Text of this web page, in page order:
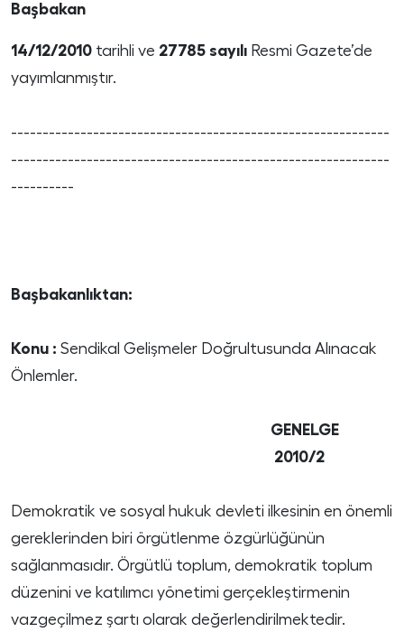
Başbakan
14/12/2010 tarihli ve 27785 sayılı Resmi Gazete’de
yayımlanmıştır.
------------------------------------------------------------
------------------------------------------------------------
----------
Başbakanlıktan:
Konu : Sendikal Gelişmeler Doğrultusunda Alınacak
Önlemler.
GENELGE
2010/2
Demokratik ve sosyal hukuk devleti ilkesinin en önemli
gereklerinden biri örgütlenme özgürlüğünün
sağlanmasıdır. Örgütlü toplum, demokratik toplum
düzenini ve katılımcı yönetimi gerçekleştirmenin
vazgeçilmez şartı olarak değerlendirilmektedir.